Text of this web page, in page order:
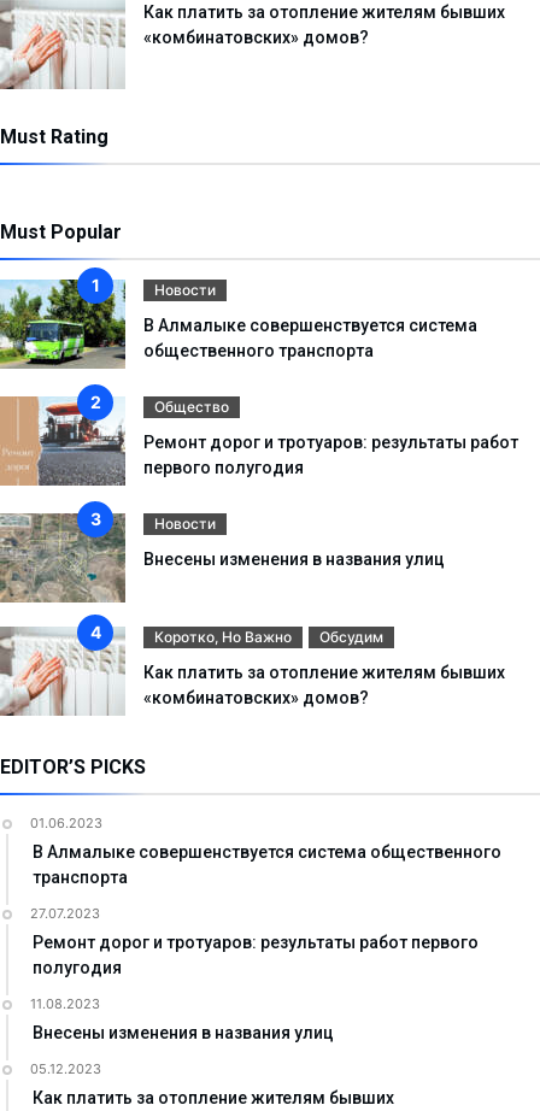
Как платить за отопление жителям бывших
«комбинатовских» домов?
Must Rating
Must Popular
Новости
В Алмалыке совершенствуется система
общественного транспорта
Общество
Ремонт дорог и тротуаров: результаты работ
первого полугодия
Новости
Внесены изменения в названия улиц
Коротко, Но Важно Обсудим
Как платить за отопление жителям бывших
«комбинатовских» домов?
EDITOR’S PICKS
01.06.2023
В Алмалыке совершенствуется система общественного
транспорта
27.07.2023
Ремонт дорог и тротуаров: результаты работ первого
полугодия
11.08.2023
Внесены изменения в названия улиц
05.12.2023
Как платить за отопление жителям бывших